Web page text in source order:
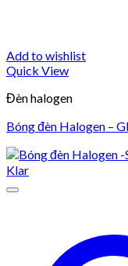
Add to wishlist
Quick View
Đèn halogen
Bóng đèn Halogen –